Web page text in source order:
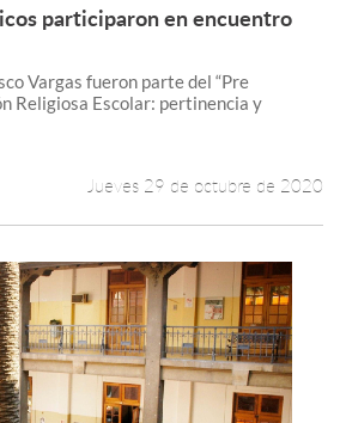
Leer más +
participaron en encuentro
Vargas fueron parte del “Pre
Religiosa Escolar: pertinencia y
Jueves 29 de octubre de 2020